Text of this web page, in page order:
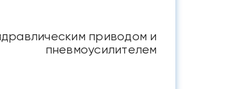
приводом и
пневмоусилителем